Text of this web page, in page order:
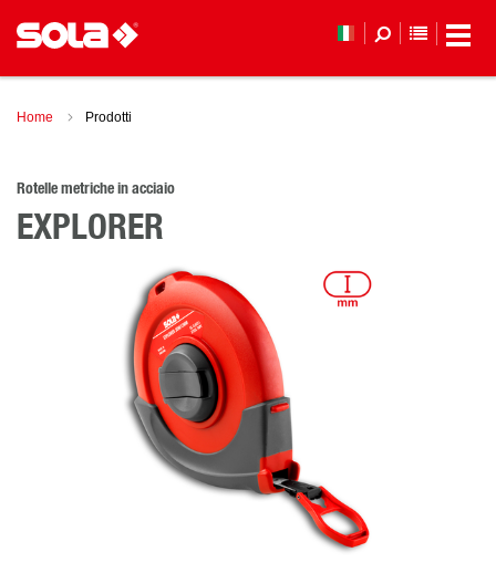
Home Prodotti
Rotelle metriche in acciaio
EXPLORER